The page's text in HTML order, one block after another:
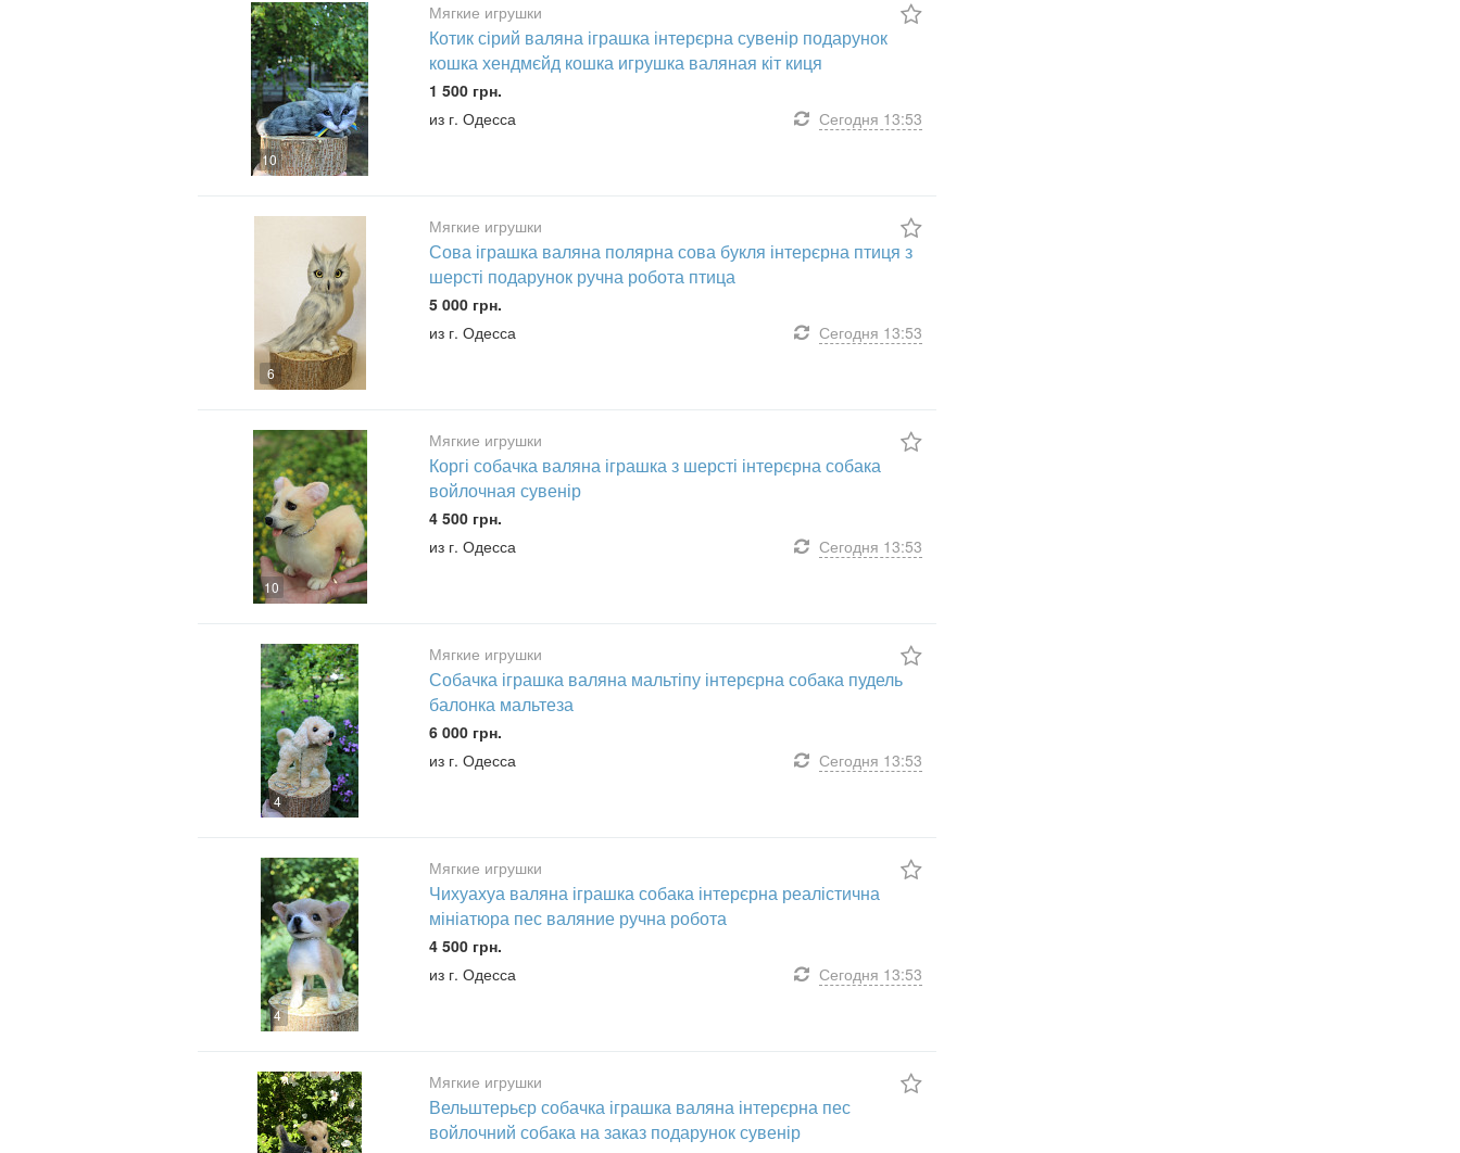
10
Мягкие игрушки
Котик сірий валяна іграшка інтерєрна сувенір подарунок
кошка хендмєйд кошка игрушка валяная кіт киця
1 500 грн.
из г. Одесса
Сегодня 13:53
6
Мягкие игрушки
Сова іграшка валяна полярна сова букля інтерєрна птиця з
шерсті подарунок ручна робота птица
5 000 грн.
из г. Одесса
Сегодня 13:53
10
Мягкие игрушки
Коргі собачка валяна іграшка з шерсті інтерєрна собака
войлочная сувенір
4 500 грн.
из г. Одесса
Сегодня 13:53
4
Мягкие игрушки
Собачка іграшка валяна мальтіпу інтерєрна собака пудель
балонка мальтеза
6 000 грн.
из г. Одесса
Сегодня 13:53
4
Мягкие игрушки
Чихуахуа валяна іграшка собака інтерєрна реалістична
мініатюра пес валяние ручна робота
4 500 грн.
из г. Одесса
Сегодня 13:53
Мягкие игрушки
Вельштерьєр собачка іграшка валяна інтерєрна пес
войлочний собака на заказ подарунок сувенір